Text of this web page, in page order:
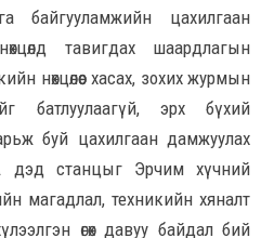
байгууламжийн цахилгаан
тавигдах шаардлагын
нөхцөлөөс хасах, зохих журмын
батлуулаагүй, эрх бүхий
буй цахилгаан дамжуулах
дэд станцыг Эрчим хүчний
магадлал, техникийн хяналт
өгөх давуу байдал бий